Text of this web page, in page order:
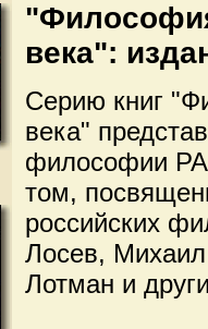
века":
Серию книг
века"
философии
том,
российских
Лосев,
Лотман и